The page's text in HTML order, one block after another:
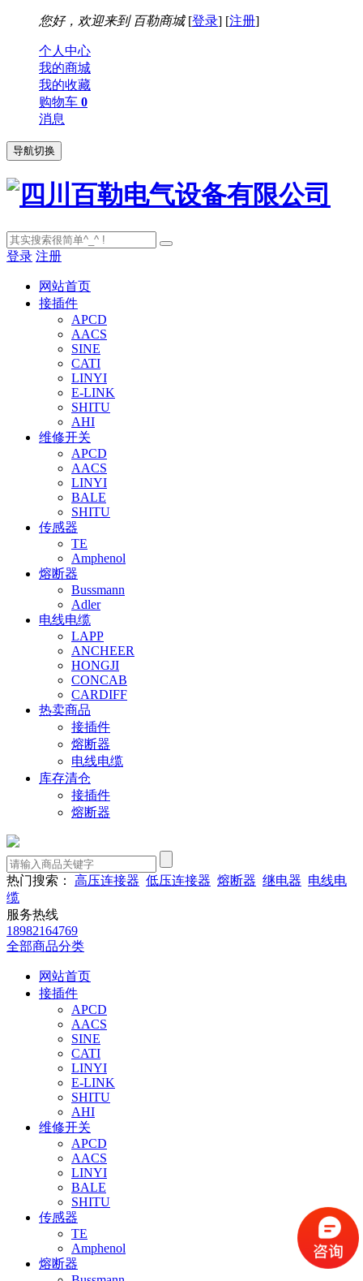
您好，欢迎来到 百勒商城[登录] [注册]
个人中心
我的商城
我的收藏
购物车 0
消息
导航切换
登录 注册
网站首页
接插件
APCD
AACS
SINE
CATI
LINYI
E-LINK
SHITU
AHI
维修开关
APCD
AACS
LINYI
BALE
SHITU
传感器
TE
Amphenol
熔断器
Bussmann
Adler
电线电缆
LAPP
ANCHEER
HONGJI
CONCAB
CARDIFF
热卖商品
接插件
熔断器
电线电缆
库存清仓
接插件
熔断器
热门搜索： 高压连接器 低压连接器 熔断器 继电器 电线电
缆
服务热线
18982164769
全部商品分类
网站首页
接插件
APCD
AACS
SINE
CATI
LINYI
E-LINK
SHITU
AHI
维修开关
APCD
AACS
LINYI
BALE
SHITU
传感器
TE
Amphenol
熔断器